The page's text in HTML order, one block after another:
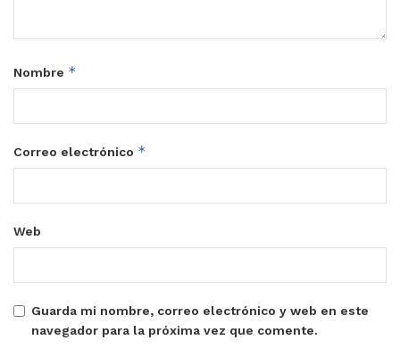
Nombre *
Correo electrónico *
Web
Guarda mi nombre, correo electrónico y web en este
navegador para la próxima vez que comente.